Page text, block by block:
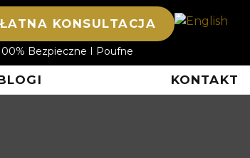
KONSULTACJA
Bezpieczne I Poufne
KONTAKT